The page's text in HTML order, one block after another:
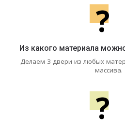
?
Из какого материала
Делаем 3 двери из любых
массива.
?